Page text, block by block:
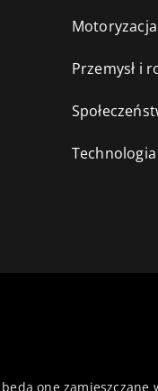
Motoryzacja
Przemysł i
one zamieszczane